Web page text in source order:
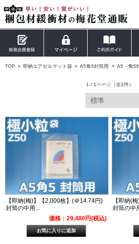
TOP > 即納エアセルマット袋 > A5角5封筒用 > A5・角5
1 / 1ページ （全2件）
【即納(梅)】【2,000枚】(＠14.74円)
封筒の中用...
価格：29,480円(税込)
【即納(
封筒の中